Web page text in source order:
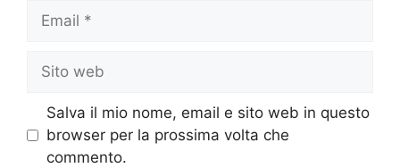
Email
Sito
web
Salva il mio nome, email e sito web in questo
browser per la prossima volta che
commento.